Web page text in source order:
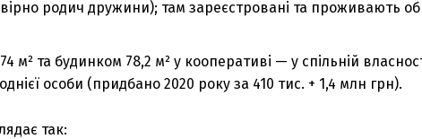
родич дружини); там зареєстровані та проживають
м² та будинком 78,2 м² у кооперативі — у спільній
особи (придбано 2020 року за 410 тис. + 1,4 млн грн).
так: